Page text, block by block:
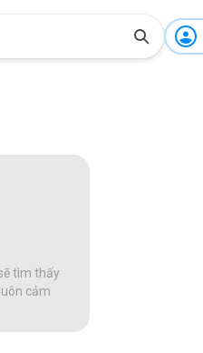
tìm thấy
cảm